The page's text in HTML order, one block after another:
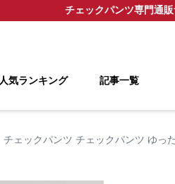
チェックパンツ専門通
人気ランキング 記事一覧
チェックパンツ チェックパンツ ゆっ